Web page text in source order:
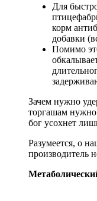
Для
корм
добавки
Помимо
Зачем нужно
торгашам нужно
бог усохнет
Разумеется, о
производитель